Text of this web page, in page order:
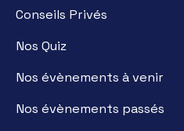
Conseils Privés
Nos Quiz
Nos évènements à venir
Nos évènements passés